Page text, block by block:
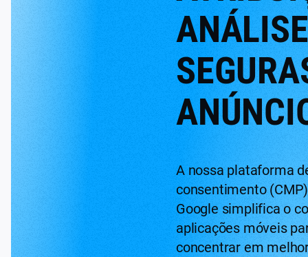
ANÁLISE
A nossa plataforma
consentimento
Google simplifica o
aplicações móveis
concentrar em